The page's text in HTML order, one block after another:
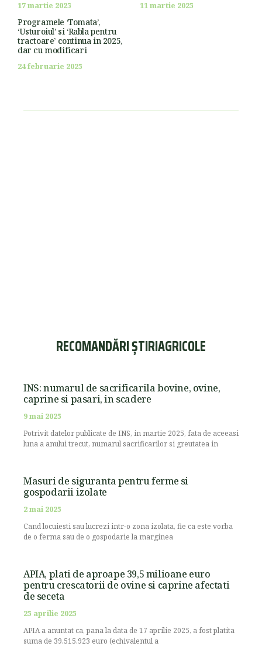
17 martie 2025 11 martie 2025
Programele ‘Tomata’,
‘Usturoiul’ si ‘Rabla pentru
tractoare’ continua in 2025,
dar cu modificari
24 februarie 2025
RECOMANDĂRI ȘTIRIAGRICOLE
INS: numarul de sacrificarila bovine, ovine,
caprine si pasari, in scadere
9 mai 2025
Potrivit datelor publicate de INS, in martie 2025, fata de aceeasi
luna a anului trecut, numarul sacrificarilor si greutatea in
Masuri de siguranta pentru ferme si
gospodarii izolate
2 mai 2025
Cand locuiesti sau lucrezi intr-o zona izolata, fie ca este vorba
de o ferma sau de o gospodarie la marginea
APIA, plati de aproape 39,5 milioane euro
pentru crescatorii de ovine si caprine afectati
de seceta
25 aprilie 2025
APIA a anuntat ca, pana la data de 17 aprilie 2025, a fost platita
suma de 39.515.923 euro (echivalentul a